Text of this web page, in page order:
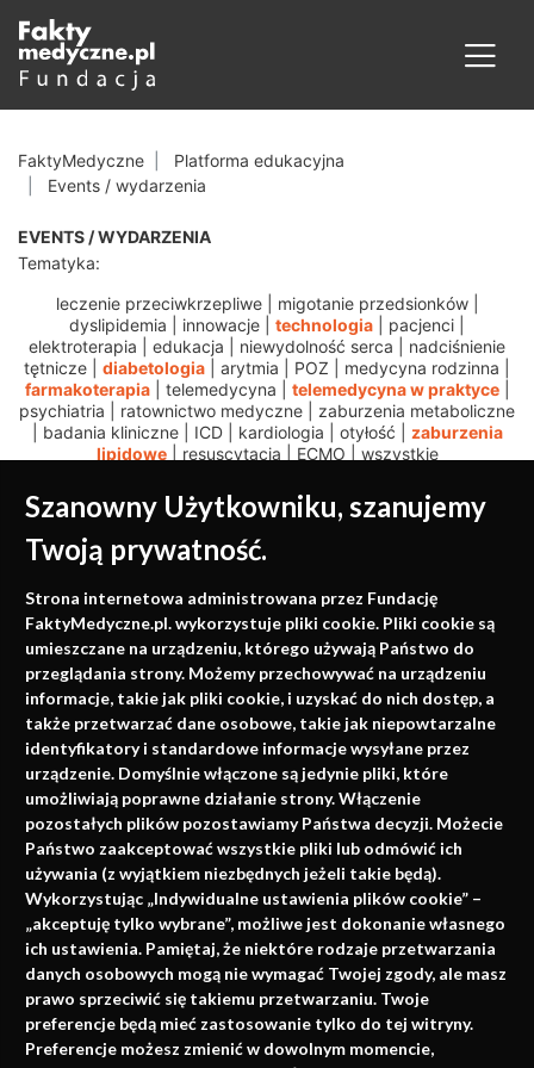
Szanowny Użytkowniku, szanujemy
Twoją prywatność.
Strona internetowa administrowana przez Fundację
FaktyMedyczne.pl. wykorzystuje pliki cookie. Pliki cookie są
umieszczane na urządzeniu, którego używają Państwo do
przeglądania strony. Możemy przechowywać na urządzeniu
informacje, takie jak pliki cookie, i uzyskać do nich dostęp, a
także przetwarzać dane osobowe, takie jak niepowtarzalne
identyfikatory i standardowe informacje wysyłane przez
urządzenie. Domyślnie włączone są jedynie pliki, które
umożliwiają poprawne działanie strony. Włączenie
pozostałych plików pozostawiamy Państwa decyzji. Możecie
Państwo zaakceptować wszystkie pliki lub odmówić ich
używania (z wyjątkiem niezbędnych jeżeli takie będą).
Wykorzystując „Indywidualne ustawienia plików cookie” –
„akceptuję tylko wybrane”, możliwe jest dokonanie własnego
ich ustawienia. Pamiętaj, że niektóre rodzaje przetwarzania
danych osobowych mogą nie wymagać Twojej zgody, ale masz
prawo sprzeciwić się takiemu przetwarzaniu. Twoje
preferencje będą mieć zastosowanie tylko do tej witryny.
Preferencje możesz zmienić w dowolnym momencie,
FaktyMedyczne
Platforma edukacyjna
Events / wydarzenia
EVENTS / WYDARZENIA
Tematyka:
leczenie przeciwkrzepliwe| migotanie przedsionków|
dyslipidemia
innowacje technologia pacjenci
elektroterapia
edukacja niewydolność serca
nadciśnienie
tętnicze
diabetologia arytmia POZ medycyna rodzinna
farmakoterapia| telemedycyna telemedycyna w praktyce|
psychiatria
ratownictwo medyczne
zaburzenia metaboliczne
badania kliniczne| ICD| kardiologia otyłość
zaburzenia
lipidowe| resuscytacja ECMO wszystkie
Medycyna oparta na
faktach
Konferencje, szkolenia, e-learning, wydawnictwo
Napisz do nas
info@faktymedyczne.pl
ul. Towarowa 2
43-460 Wisła